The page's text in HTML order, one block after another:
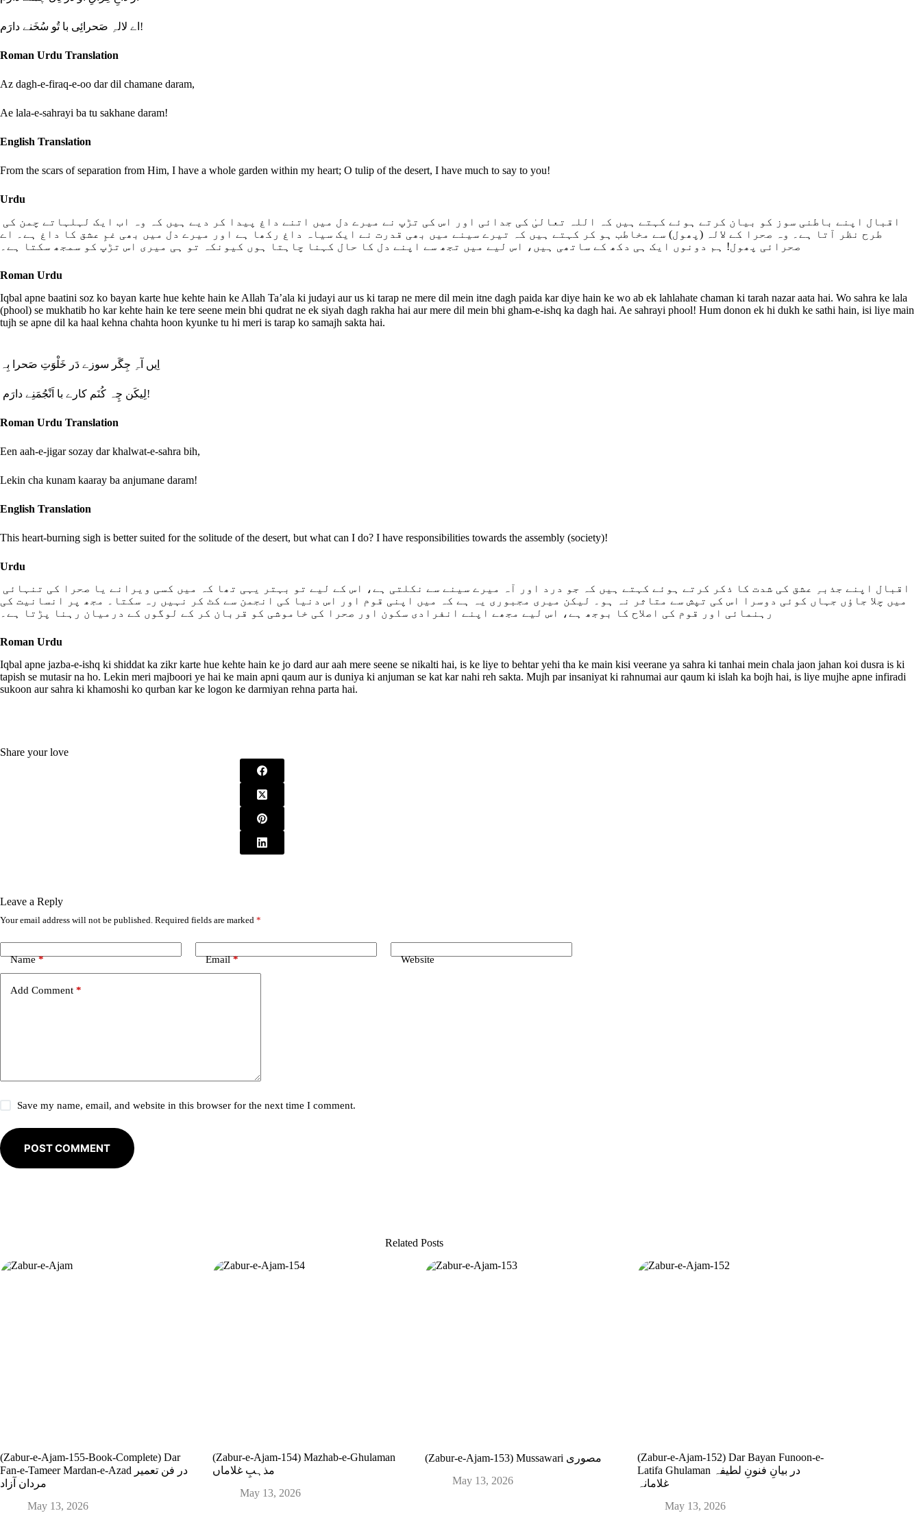
اے لالہِ صَحرائِی با تُو سُخَنے دارَم!
Roman Urdu Translation
Az dagh-e-firaq-e-oo dar dil chamane daram,
Ae lala-e-sahrayi ba tu sakhane daram!
English Translation
From the scars of separation from Him, I have a whole garden within my heart; O tulip of the desert, I have much to say to you!
Urdu
طرح نظر آتا ہے۔ وہ صحرا کے لالہ (پھول) سے مخاطب ہو کر کہتے ہیں کہ تیرے سینے میں بھی قدرت نے ایک سیاہ داغ رکھا ہے اور میرے دل میں بھی غمِ عشق کا داغ ہے۔ اے
صحرائی پھول! ہم دونوں ایک ہی دکھ کے ساتھی ہیں، اس لیے میں تجھ سے اپنے دل کا حال کہنا چاہتا ہوں کیونکہ تو ہی میری اس تڑپ کو سمجھ سکتا ہے۔
Roman Urdu
Iqbal apne baatini soz ko bayan karte hue kehte hain ke Allah Ta’ala ki judayi aur us ki tarap ne mere dil mein itne dagh paida kar diye hain ke wo ab ek lahlahate chaman ki tarah nazar aata hai. Wo sahra ke lala
(phool) se mukhatib ho kar kehte hain ke tere seene mein bhi qudrat ne ek siyah dagh rakha hai aur mere dil mein bhi gham-e-ishq ka dagh hai. Ae sahrayi phool! Hum donon ek hi dukh ke sathi hain, isi liye main
tujh se apne dil ka haal kehna chahta hoon kyunke tu hi meri is tarap ko samajh sakta hai.
اِیں آہِ جِگَر سوزے دَر خَلْوَتِ صَحرا بِہ
لِیکَن چِہ کُنَم کارے با اَنْجُمَنِے دارَم!
Roman Urdu Translation
Een aah-e-jigar sozay dar khalwat-e-sahra bih,
Lekin cha kunam kaaray ba anjumane daram!
English Translation
This heart-burning sigh is better suited for the solitude of the desert, but what can I do? I have responsibilities towards the assembly (society)!
Urdu
میں چلا جاؤں جہاں کوئی دوسرا اس کی تپش سے متاثر نہ ہو۔ لیکن میری مجبوری یہ ہے کہ میں اپنی قوم اور اس دنیا کی انجمن سے کٹ کر نہیں رہ سکتا۔ مجھ پر انسانیت کی
رہنمائی اور قوم کی اصلاح کا بوجھ ہے، اس لیے مجھے اپنے انفرادی سکون اور صحرا کی خاموشی کو قربان کر کے لوگوں کے درمیان رہنا پڑتا ہے۔
Roman Urdu
Iqbal apne jazba-e-ishq ki shiddat ka zikr karte hue kehte hain ke jo dard aur aah mere seene se nikalti hai, is ke liye to behtar yehi tha ke main kisi veerane ya sahra ki tanhai mein chala jaon jahan koi dusra is ki
tapish se mutasir na ho. Lekin meri majboori ye hai ke main apni qaum aur is duniya ki anjuman se kat kar nahi reh sakta. Mujh par insaniyat ki rahnumai aur qaum ki islah ka bojh hai, is liye mujhe apne infiradi
sukoon aur sahra ki khamoshi ko qurban kar ke logon ke darmiyan rehna parta hai.
Share your love
Leave a Reply
Your email address will not be published. Required fields are marked *
Name* Email* Website
Add Comment *
Save my name, email, and website in this browser for the next time I comment.
POST COMMENT
A
t
e
Related Posts
(Zabur-e-Ajam-155-Book-Complete) Dar
Fan-e-Tameer Mardan-e-Azad در فن تعمیر
مردان آزاد
May 13, 2026
(Zabur-e-Ajam-154) Mazhab-e-Ghulaman
مذہبِ غلاماں
May 13, 2026
(Zabur-e-Ajam-153) Mussawari مصوری
May 13, 2026
(Zabur-e-Ajam-152) Dar Bayan Funoon-e-
Latifa Ghulaman در بیانِ فنونِ لطیفہ
غلامانہ
May 13, 2026